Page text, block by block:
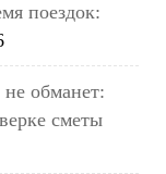
поездок:
обманет:
сметы